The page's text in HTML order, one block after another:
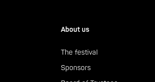
About us
The festival
Sponsors